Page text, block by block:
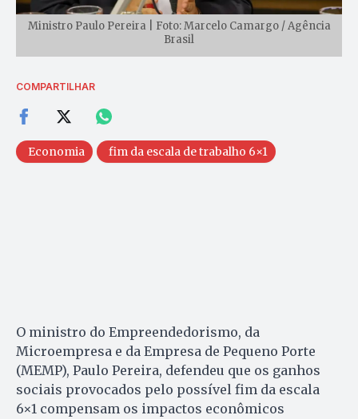
Ministro Paulo Pereira | Foto: Marcelo Camargo / Agência
Brasil
COMPARTILHAR
Economia fim da escala de trabalho 6×1
O ministro do Empreendedorismo, da
Microempresa e da Empresa de Pequeno Porte
(MEMP), Paulo Pereira, defendeu que os ganhos
sociais provocados pelo possível fim da escala
6×1 compensam os impactos econômicos